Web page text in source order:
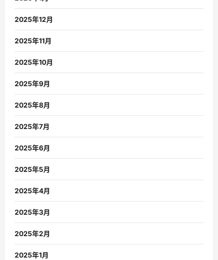
2025年12月
2025年11月
2025年10月
2025年9月
2025年8月
2025年7月
2025年6月
2025年5月
2025年4月
2025年3月
2025年2月
2025年1月